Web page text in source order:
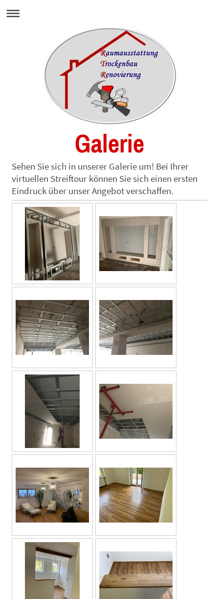
Galerie
Sehen Sie sich in unserer Galerie um! Bei Ihrer
virtuellen Streiftour können Sie sich einen ersten
Eindruck über unser Angebot verschaffen.